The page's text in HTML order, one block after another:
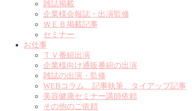
雑誌掲載
企業様会報誌・出演監修
ＷＥＢ掲載記事
セミナー
お仕事
ＴＶ番組出演
企業様向け通販番組の出演
雑誌の出演・監修
WEBコラム、記事執筆、タイアップ記事
美容健康セミナー講師依頼
その他のご依頼